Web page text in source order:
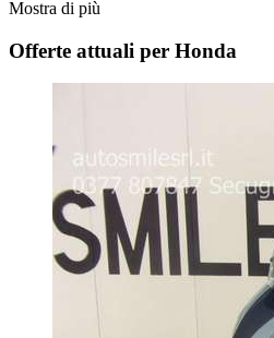
Mostra di più
Offerte attuali per Honda